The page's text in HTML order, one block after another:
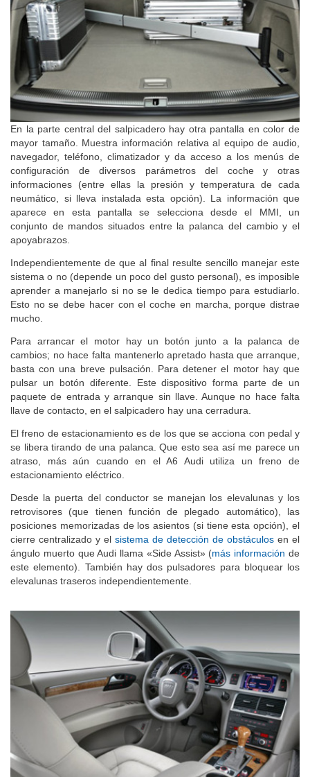
En la parte central del salpicadero hay otra pantalla en color de
mayor tamaño. Muestra información relativa al equipo de audio,
navegador, teléfono, climatizador y da acceso a los menús de
configuración de diversos parámetros del coche y otras
informaciones (entre ellas la presión y temperatura de cada
neumático, si lleva instalada esta opción). La información que
aparece en esta pantalla se selecciona desde el MMI, un
conjunto de mandos situados entre la palanca del cambio y el
apoyabrazos.
Independientemente de que al final resulte sencillo manejar este
sistema o no (depende un poco del gusto personal), es imposible
aprender a manejarlo si no se le dedica tiempo para estudiarlo.
Esto no se debe hacer con el coche en marcha, porque distrae
mucho.
Para arrancar el motor hay un botón junto a la palanca de
cambios; no hace falta mantenerlo apretado hasta que arranque,
basta con una breve pulsación. Para detener el motor hay que
pulsar un botón diferente. Este dispositivo forma parte de un
paquete de entrada y arranque sin llave. Aunque no hace falta
llave de contacto, en el salpicadero hay una cerradura.
El freno de estacionamiento es de los que se acciona con pedal y
se libera tirando de una palanca. Que esto sea así me parece un
atraso, más aún cuando en el A6 Audi utiliza un freno de
estacionamiento eléctrico.
Desde la puerta del conductor se manejan los elevalunas y los
retrovisores (que tienen función de plegado automático), las
posiciones memorizadas de los asientos (si tiene esta opción), el
cierre centralizado y el sistema de detección de obstáculos en el
ángulo muerto que Audi llama «Side Assist» (más información de
este elemento). También hay dos pulsadores para bloquear los
elevalunas traseros independientemente.